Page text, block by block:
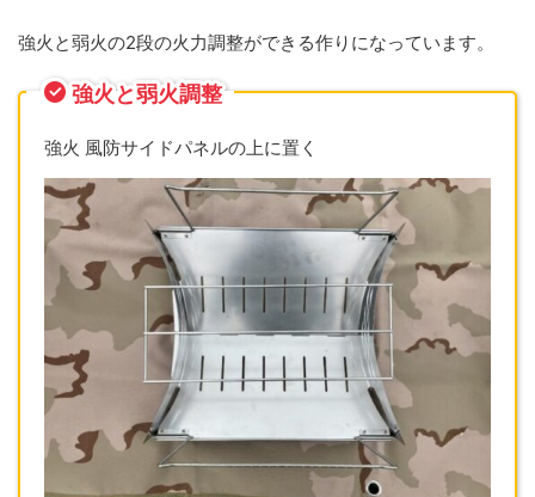
強火と弱火の2段の火力調整ができる作りになっています。
強火と弱火調整
強火 風防サイドパネルの上に置く